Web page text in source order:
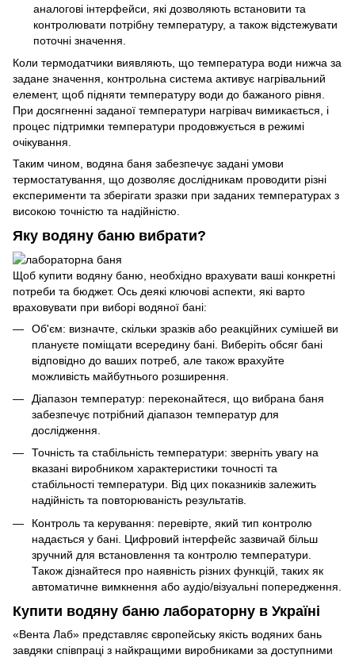
аналогові інтерфейси, які дозволяють встановити та
контролювати потрібну температуру, а також відстежувати
поточні значення.
Коли термодатчики виявляють, що температура води нижча за
задане значення, контрольна система активує нагрівальний
елемент, щоб підняти температуру води до бажаного рівня.
При досягненні заданої температури нагрівач вимикається, і
процес підтримки температури продовжується в режимі
очікування.
Таким чином, водяна баня забезпечує задані умови
термостатування, що дозволяє дослідникам проводити різні
експерименти та зберігати зразки при заданих температурах з
високою точністю та надійністю.
Яку водяну баню вибрати?
Щоб купити водяну баню, необхідно врахувати ваші конкретні
потреби та бюджет. Ось деякі ключові аспекти, які варто
враховувати при виборі водяної бані:
Об'єм: визначте, скільки зразків або реакційних сумішей ви
плануєте поміщати всередину бані. Виберіть обсяг бані
відповідно до ваших потреб, але також врахуйте
можливість майбутнього розширення.
Діапазон температур: переконайтеся, що вибрана баня
забезпечує потрібний діапазон температур для
дослідження.
Точність та стабільність температури: зверніть увагу на
вказані виробником характеристики точності та
стабільності температури. Від цих показників залежить
надійність та повторюваність результатів.
Контроль та керування: перевірте, який тип контролю
надається у бані. Цифровий інтерфейс зазвичай більш
зручний для встановлення та контролю температури.
Також дізнайтеся про наявність різних функцій, таких як
автоматичне вимкнення або аудіо/візуальні попередження.
Купити водяну баню лабораторну в Україні
«Вента Лаб» представляє європейську якість водяних бань
завдяки співпраці з найкращими виробниками за доступними